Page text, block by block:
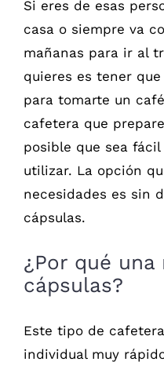
Si eres de esas
casa o siempre va
mañanas para ir al
quieres es tener
para tomarte un
cafetera que
posible que sea
utilizar. La opción
necesidades es sin
cápsulas.
¿Por qué una
cápsulas?
Este tipo de
individual muy